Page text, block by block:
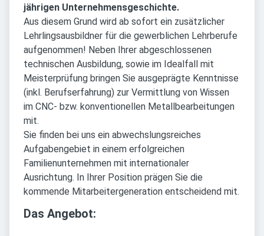
jährigen Unternehmensgeschichte.
Aus diesem Grund wird ab sofort ein zusätzlicher
Lehrlingsausbildner für die gewerblichen Lehrberufe
aufgenommen! Neben Ihrer abgeschlossenen
technischen Ausbildung, sowie im Idealfall mit
Meisterprüfung bringen Sie ausgeprägte Kenntnisse
(inkl. Berufserfahrung) zur Vermittlung von Wissen
im CNC- bzw. konventionellen Metallbearbeitungen
mit.
Sie finden bei uns ein abwechslungsreiches
Aufgabengebiet in einem erfolgreichen
Familienunternehmen mit internationaler
Ausrichtung. In Ihrer Position prägen Sie die
kommende Mitarbeitergeneration entscheidend mit.
Das Angebot: